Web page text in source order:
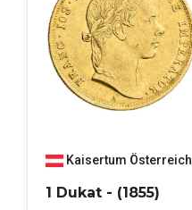
Kaisertum Österreich
1 Dukat - (1855)